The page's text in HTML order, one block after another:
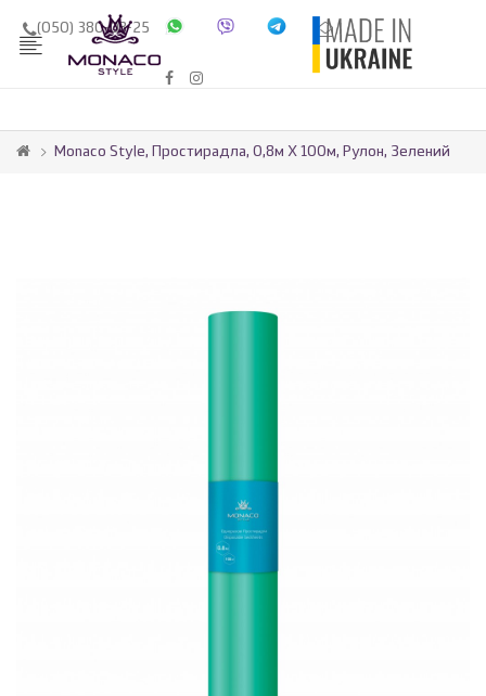
(050) 380-03-25
Monaco Style, Простирадла, 0,8м Х 100м, Рулон, Зелений